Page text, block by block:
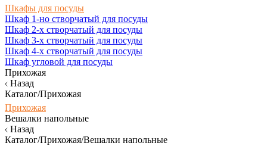
Шкафы для посуды
Шкаф 1-но створчатый для посуды
Шкаф 2-х створчатый для посуды
Шкаф 3-х створчатый для посуды
Шкаф 4-х створчатый для посуды
Шкаф угловой для посуды
Прихожая
Назад
Каталог/Прихожая
Прихожая
Вешалки напольные
Назад
Каталог/Прихожая/Вешалки напольные